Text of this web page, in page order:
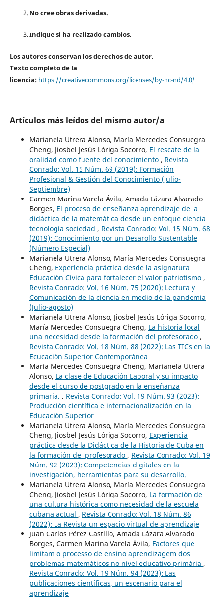
No cree obras derivadas.
Indique si ha realizado cambios.
Los autores conservan los derechos de autor.
Texto completo de la
licencia: https://creativecommons.org/licenses/by-nc-nd/4.0/
Artículos más leídos del mismo autor/a
Marianela Utrera Alonso, María Mercedes Consuegra
Cheng, Jiosbel Jesús Lóriga Socorro, El rescate de la
oralidad como fuente del conocimiento , Revista
Conrado: Vol. 15 Núm. 69 (2019): Formación
Profesional & Gestión del Conocimiento (Julio-
Septiembre)
Carmen Marina Varela Ávila, Amada Lázara Alvarado
Borges, El proceso de enseñanza aprendizaje de la
didáctica de la matemática desde un enfoque ciencia
tecnología sociedad , Revista Conrado: Vol. 15 Núm. 68
(2019): Conocimiento por un Desarollo Sustentable
(Número Especial)
Marianela Utrera Alonso, María Mercedes Consuegra
Cheng, Experiencia práctica desde la asignatura
Educación Cívica para fortalecer el valor patriotismo ,
Revista Conrado: Vol. 16 Núm. 75 (2020): Lectura y
Comunicación de la ciencia en medio de la pandemia
(Julio-agosto)
Marianela Utrera Alonso, Jiosbel Jesús Lóriga Socorro,
María Mercedes Consuegra Cheng, La historia local
una necesidad desde la formación del profesorado ,
Revista Conrado: Vol. 18 Núm. 88 (2022): Las TICs en la
Ecucación Superior Contemporánea
María Mercedes Consuegra Cheng, Marianela Utrera
Alonso, La clase de Educación Laboral y su impacto
desde el curso de postgrado en la enseñanza
primaria. , Revista Conrado: Vol. 19 Núm. 93 (2023):
Producción científica e internacionalización en la
Educación Superior
Marianela Utrera Alonso, María Mercedes Consuegra
Cheng, Jiosbel Jesús Lóriga Socorro, Experiencia
práctica desde la Didáctica de la Historia de Cuba en
la formación del profesorado , Revista Conrado: Vol. 19
Núm. 92 (2023): Competencias digitales en la
investigación, herramientas para su desarrollo.
Marianela Utrera Alonso, María Mercedes Consuegra
Cheng, Jiosbel Jesús Lóriga Socorro, La formación de
una cultura histórica como necesidad de la escuela
cubana actual , Revista Conrado: Vol. 18 Núm. 86
(2022): La Revista un espacio virtual de aprendizaje
Juan Carlos Pérez Castillo, Amada Lázara Alvarado
Borges, Carmen Marina Varela Ávila, Factores que
limitam o processo de ensino aprendizagem dos
problemas matemáticos no nível educativo primária ,
Revista Conrado: Vol. 19 Núm. 94 (2023): Las
publicaciones científicas, un escenario para el
aprendizaje